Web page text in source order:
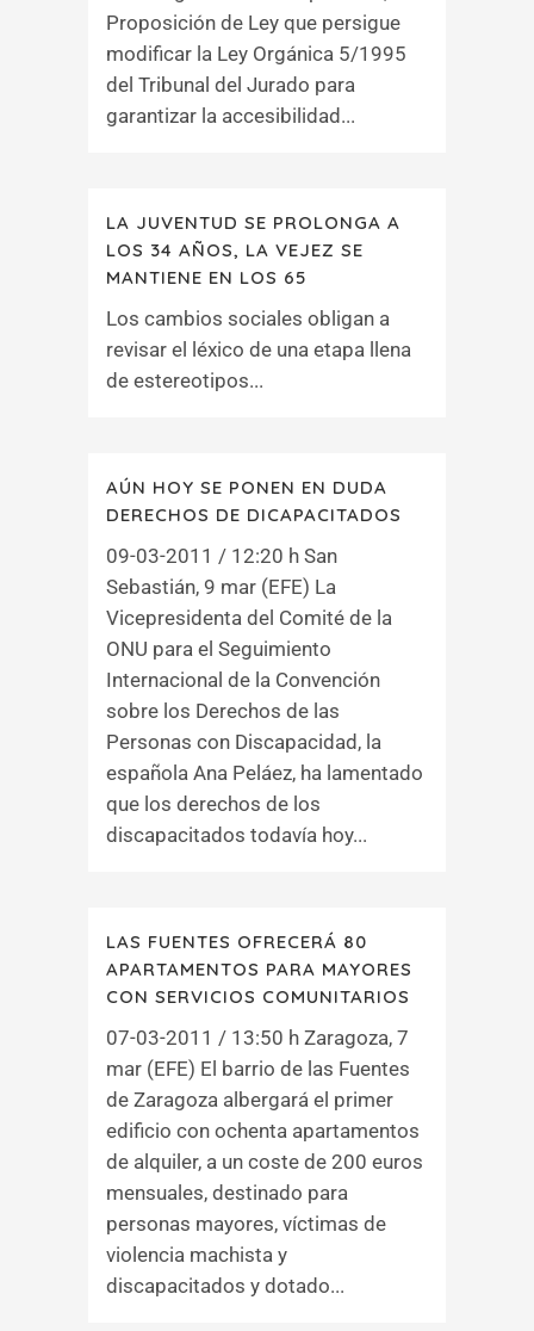
Proposición de Ley que persigue
modificar la Ley Orgánica 5/1995
del Tribunal del Jurado para
garantizar la accesibilidad...
LA JUVENTUD SE PROLONGA A
LOS 34 AÑOS, LA VEJEZ SE
MANTIENE EN LOS 65
Los cambios sociales obligan a
revisar el léxico de una etapa llena
de estereotipos...
AÚN HOY SE PONEN EN DUDA
DERECHOS DE DICAPACITADOS
09-03-2011 / 12:20 h San
Sebastián, 9 mar (EFE) La
Vicepresidenta del Comité de la
ONU para el Seguimiento
Internacional de la Convención
sobre los Derechos de las
Personas con Discapacidad, la
española Ana Peláez, ha lamentado
que los derechos de los
discapacitados todavía hoy...
LAS FUENTES OFRECERÁ 80
APARTAMENTOS PARA MAYORES
CON SERVICIOS COMUNITARIOS
07-03-2011 / 13:50 h Zaragoza, 7
mar (EFE) El barrio de las Fuentes
de Zaragoza albergará el primer
edificio con ochenta apartamentos
de alquiler, a un coste de 200 euros
mensuales, destinado para
personas mayores, víctimas de
violencia machista y
discapacitados y dotado...